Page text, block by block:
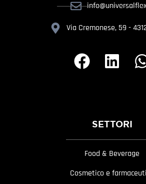
Via Cremonese, 59 -
SETTORI
Food & Beverage
Cosmetico e